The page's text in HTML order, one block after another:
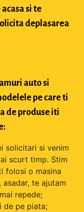
si te
deplasarea
auto si
pe care ti
de produse iti
solicitari si venim
scurt timp. Stim
folosi o masina
te ajutam
repede;
de pe piata;